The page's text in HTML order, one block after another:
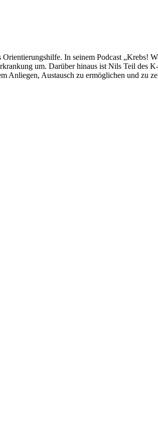
In seinem Podcast „Krebs!
um. Darüber hinaus ist Nils Teil des
Austausch zu ermöglichen und zu